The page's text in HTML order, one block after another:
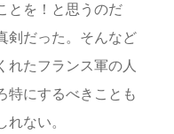
とを！と思うのだ
剣だった。そんなど
れたフランス軍の人
特にするべきことも
ない。